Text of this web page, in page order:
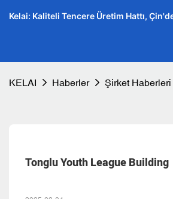
Kelai: Kaliteli Tencere Üretim Hattı,
KELAI Haberler Şirket Haberleri
Tonglu Youth League Building